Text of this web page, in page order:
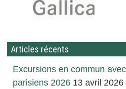
Articles récents
Excursions en commun
parisiens 2026 13 avril 2026